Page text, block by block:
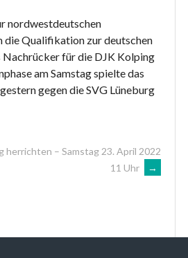
nordwestdeutschen
die Qualifikation zur deutschen
für die DJK Kolping
am Samstag spielte das
gegen die SVG Lüneburg
herrichten – Samstag 23. April 2022
11 Uhr
→